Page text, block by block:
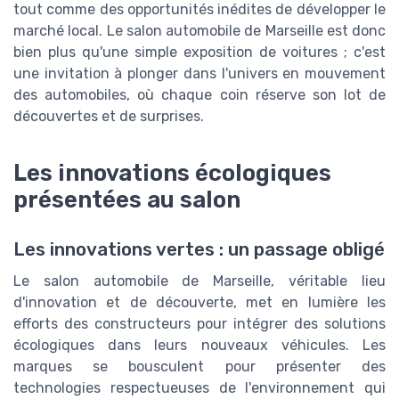
tout comme des opportunités inédites de développer le
marché local. Le salon automobile de Marseille est donc
bien plus qu'une simple exposition de voitures ; c'est
une invitation à plonger dans l'univers en mouvement
des automobiles, où chaque coin réserve son lot de
découvertes et de surprises.
Les innovations écologiques
présentées au salon
Les innovations vertes : un passage obligé
Le salon automobile de Marseille, véritable lieu
d'innovation et de découverte, met en lumière les
efforts des constructeurs pour intégrer des solutions
écologiques dans leurs nouveaux véhicules. Les
marques se bousculent pour présenter des
technologies respectueuses de l'environnement qui